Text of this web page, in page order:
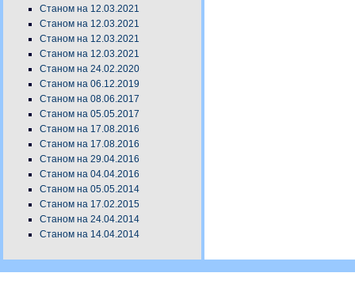
Станом на 12.03.2021
Станом на 12.03.2021
Станом на 12.03.2021
Станом на 12.03.2021
Станом на 24.02.2020
Станом на 06.12.2019
Станом на 08.06.2017
Станом на 05.05.2017
Станом на 17.08.2016
Станом на 17.08.2016
Станом на 29.04.2016
Станом на 04.04.2016
Станом на 05.05.2014
Станом на 17.02.2015
Станом на 24.04.2014
Станом на 14.04.2014